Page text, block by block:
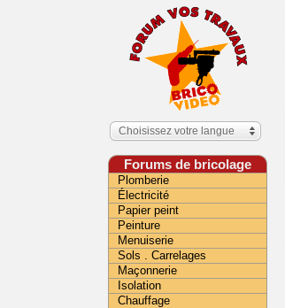
Choisissez votre langue
Forums de bricolage
Plomberie
Électricité
Papier peint
Peinture
Menuiserie
Sols . Carrelages
Maçonnerie
Isolation
Chauffage